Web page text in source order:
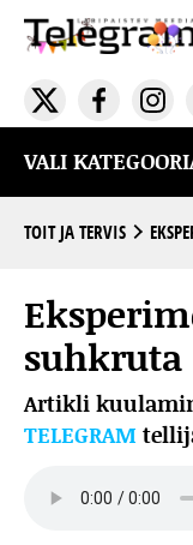
VALI
TOIT JA TERVIS
suhkruta
Artikli
TELEGRAM